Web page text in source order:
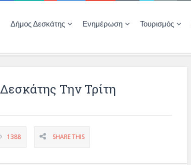
Δήμος Δεσκάτης Ενημέρωση Τουρισμός
Την Τρίτη
1388 SHARE THIS